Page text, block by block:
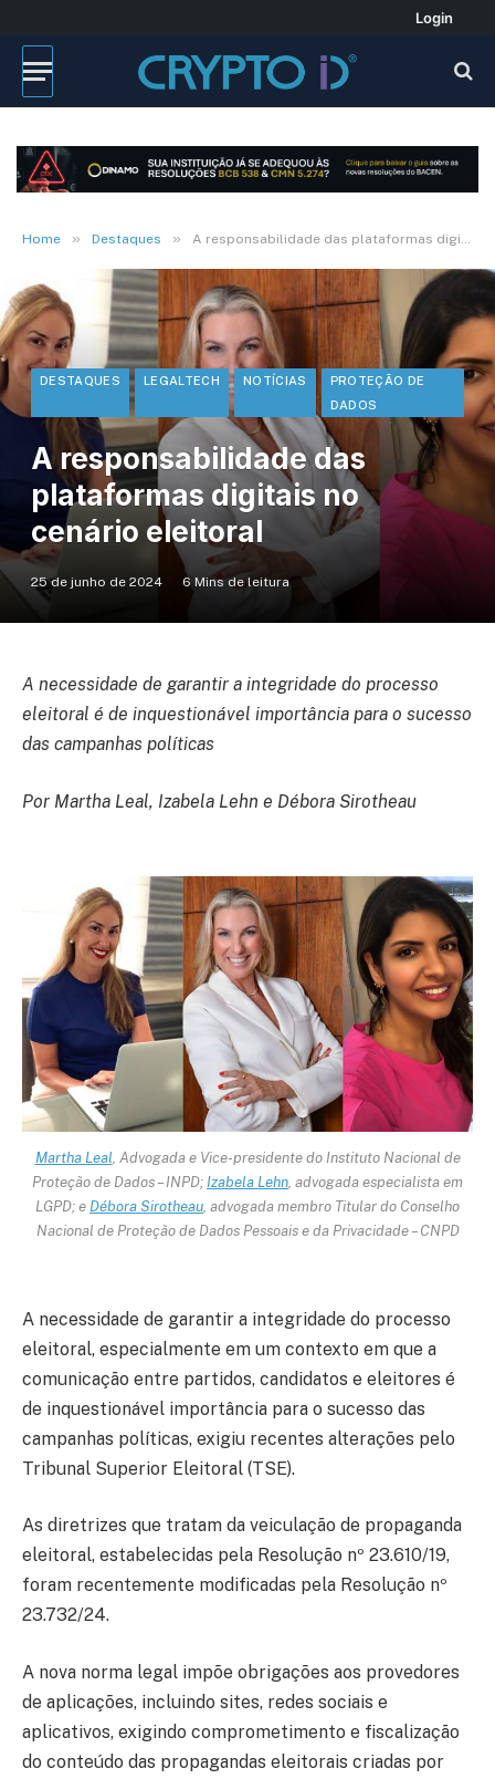
Login
Home » Destaques » A responsabilidade das plataformas digitais no cenário eleitoral
DESTAQUES LEGALTECH NOTÍCIAS
PROTEÇÃO DE
DADOS
A responsabilidade das
plataformas digitais no
cenário eleitoral
25 de junho de 2024 6 Mins de leitura
A necessidade de garantir a integridade do processo
eleitoral é de inquestionável importância para o sucesso
das campanhas políticas
Por Martha Leal, Izabela Lehn e Débora Sirotheau
Martha Leal , Advogada e Vice-presidente do Instituto Nacional de
Proteção de Dados – INPD; Izabela Lehn , advogada especialista em
LGPD; e Débora Sirotheau , advogada membro Titular do Conselho
Nacional de Proteção de Dados Pessoais e da Privacidade – CNPD
A necessidade de garantir a integridade do processo
eleitoral, especialmente em um contexto em que a
comunicação entre partidos, candidatos e eleitores é
de inquestionável importância para o sucesso das
campanhas políticas, exigiu recentes alterações pelo
Tribunal Superior Eleitoral (TSE).
As diretrizes que tratam da veiculação de propaganda
eleitoral, estabelecidas pela Resolução nº 23.610/19,
foram recentemente modificadas pela Resolução nº
23.732/24.
A nova norma legal impõe obrigações aos provedores
de aplicações, incluindo sites, redes sociais e
aplicativos, exigindo comprometimento e fiscalização
do conteúdo das propagandas eleitorais criadas por